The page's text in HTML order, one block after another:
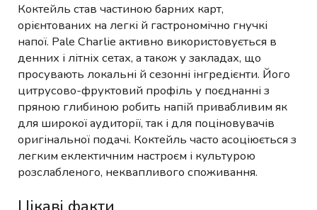
Коктейль став частиною барних карт,
орієнтованих на легкі й гастрономічно гнучкі
напої. Pale Charlie активно використовується в
денних і літніх сетах, а також у закладах, що
просувають локальні й сезонні інгредієнти. Його
цитрусово-фруктовий профіль у поєднанні з
пряною глибиною робить напій привабливим як
для широкої аудиторії, так і для поціновувачів
оригінальної подачі. Коктейль часто асоціюється з
легким еклектичним настроєм і культурою
розслабленого, неквапливого споживання.